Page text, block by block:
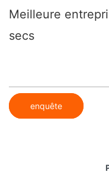
Meilleure
secs
enquête